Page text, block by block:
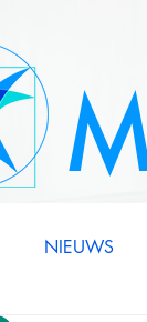
NIEUWS